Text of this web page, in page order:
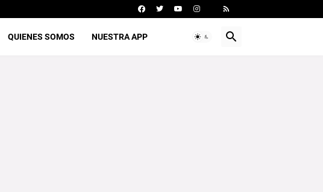
QUIENES SOMOS NUESTRA APP